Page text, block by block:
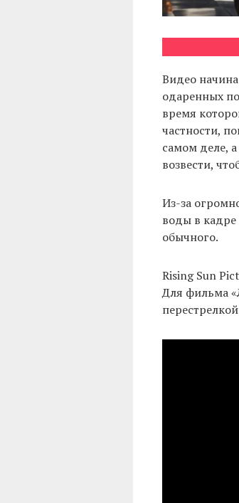
Видео
одаренных
время
частности,
самом деле,
возвести,
Из-за
воды в кадре
обычного.
Rising Sun
Для фильма